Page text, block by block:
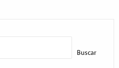
Buscar